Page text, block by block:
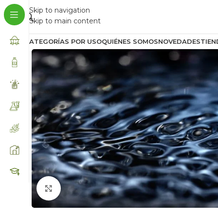
Skip to navigation
Skip to main content
CATEGORÍAS POR USOQUIÉNES SOMOSNOVEDADES
Click to enlarge